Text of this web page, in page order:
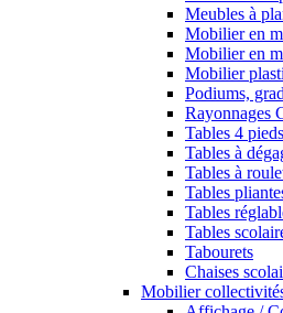
Meubles à
Mobilier en
Mobilier en
Mobilier
Podiums,
Rayonnages
Tables 4 pieds
Tables à
Tables à
Tables
Tables
Tables
Tabourets
Chaises
Mobilier